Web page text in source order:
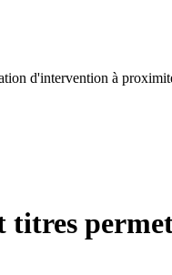
d'intervention à
titres